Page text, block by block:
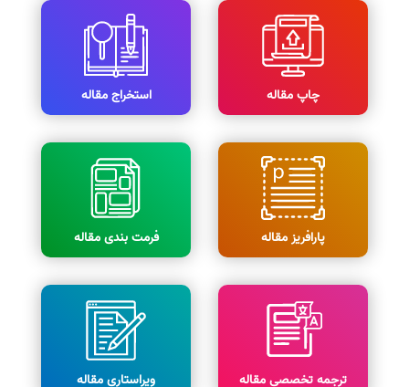
چاپ مقاله استخراج مقاله
پارافریز مقاله فرمت بندی مقاله
ترجمه تخصصی مقاله ویراستاری مقاله